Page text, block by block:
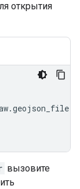
открытия
.geojson_file
вызовите